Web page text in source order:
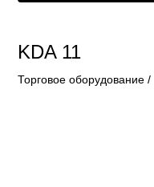
KDA 11
Торговое оборудование /